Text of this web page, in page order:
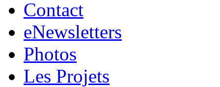
Contact
eNewsletters
Photos
Les Projets